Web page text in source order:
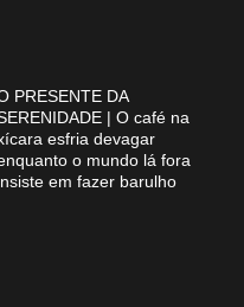
PRESENTE DA
| O café na
esfria devagar
o mundo lá fora
em fazer barulho